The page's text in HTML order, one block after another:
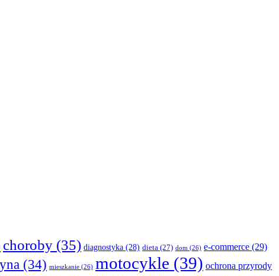
choroby (35) diagnostyka (28) dieta (27) dom (26) e-commerce (29)
(34) mieszkanie (26) motocykle (39) ochrona przyrody